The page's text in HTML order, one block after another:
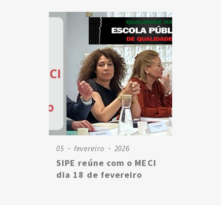
05 fevereiro 2026
SIPE reúne com o MECI
dia 18 de fevereiro